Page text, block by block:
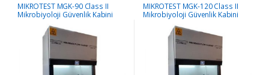
MIKROTEST MGK-90 Class II
Mikrobiyoloji Güvenlik Kabini
MIKROTEST MGK-120 Class II
Mikrobiyoloji Güvenlik Kabini